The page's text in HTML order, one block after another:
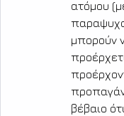
ατόμου
μπορούν
βέβαιο